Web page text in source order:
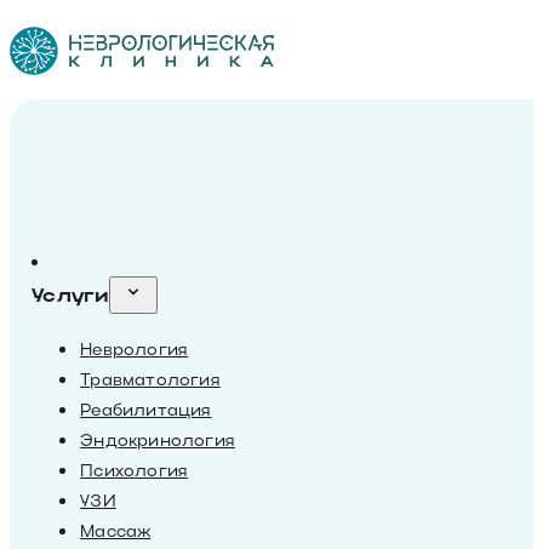
Услуги
Неврология
Травматология
Реабилитация
Эндокринология
Психология
УЗИ
Массаж